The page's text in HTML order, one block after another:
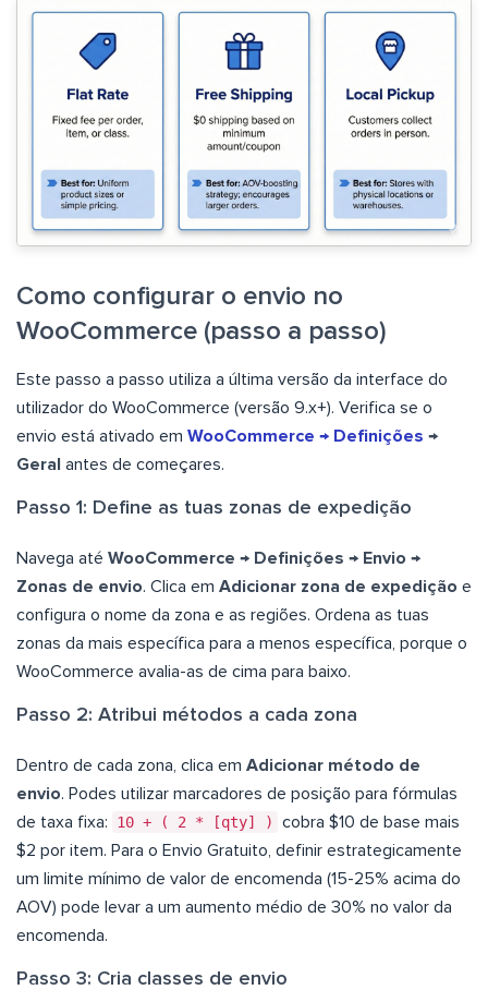
Como configurar o envio no
WooCommerce (passo a passo)
Este passo a passo utiliza a última versão da interface do
utilizador do WooCommerce (versão 9.x+). Verifica se o
envio está ativado em WooCommerce → Definições →
Geral antes de começares.
Passo 1: Define as tuas zonas de expedição
Navega até WooCommerce → Definições → Envio →
Zonas de envio. Clica em Adicionar zona de expedição e
configura o nome da zona e as regiões. Ordena as tuas
zonas da mais específica para a menos específica, porque o
WooCommerce avalia-as de cima para baixo.
Passo 2: Atribui métodos a cada zona
Dentro de cada zona, clica em Adicionar método de
envio. Podes utilizar marcadores de posição para fórmulas
de taxa fixa:
10 + ( 2 * [qty] )
cobra $10 de base mais
$2 por item. Para o Envio Gratuito, definir estrategicamente
um limite mínimo de valor de encomenda (15-25% acima do
AOV) pode levar a um aumento médio de 30% no valor da
encomenda.
Passo 3: Cria classes de envio